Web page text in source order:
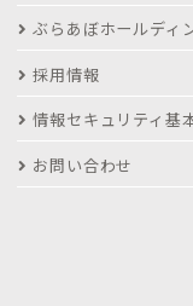
ぶらあぼホールディ
採用情報
情報セキュリティ基
お問い合わせ